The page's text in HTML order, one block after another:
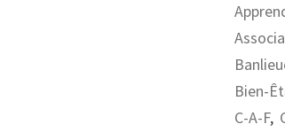
Bien-
C-A-F,